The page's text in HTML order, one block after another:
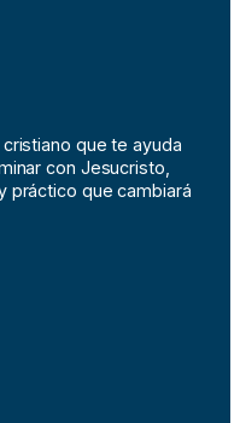
que te ayuda
con Jesucristo,
práctico que cambiará